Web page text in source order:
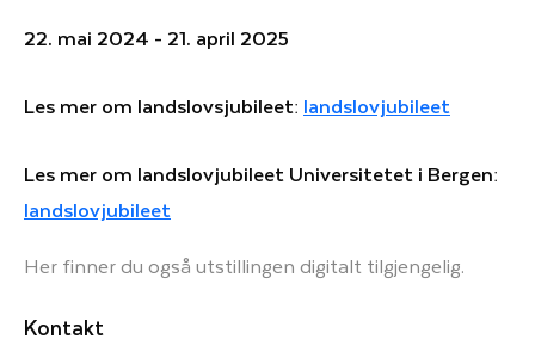
22. mai 2024 - 21. april 2025
Les mer om landslovsjubileet: landslovjubileet
Les mer om landslovjubileet Universitetet i Bergen:
landslovjubileet
Her finner du også utstillingen digitalt tilgjengelig.
Kontakt